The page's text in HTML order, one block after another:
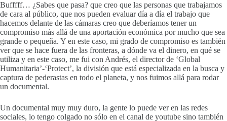
Bufffff… ¿Sabes que pasa? que creo que las personas que trabajamos
de cara al público, que nos pueden evaluar día a día el trabajo que
hacemos delante de las cámaras creo que deberíamos tener un
compromiso más allá de una aportación económica por mucho que sea
grande o pequeña. Y en este caso, mi grado de compromiso es también
ver que se hace fuera de las fronteras, a dónde va el dinero, en qué se
utiliza y en este caso, me fui con Andrés, el director de ‘Global
Humanitaria’-‘Protect’, la división que está especializada en la busca y
captura de pederastas en todo el planeta, y nos fuimos allá para rodar
un documental.
Un documental muy muy duro, la gente lo puede ver en las redes
sociales, lo tengo colgado no sólo en el canal de youtube sino también